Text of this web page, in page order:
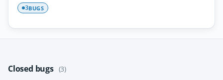
3BUGS
Closed bugs (3)